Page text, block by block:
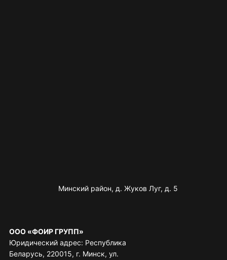
Минский район, д. Жуков Луг, д. 5
ООО «ФОИР ГРУПП»
Юридический адрес: Республика
Беларусь, 220015, г. Минск, ул.